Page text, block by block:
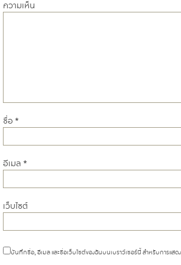
ความเห็น
ชื่อ *
อีเมล *
เว็บไซต์
บันทึกชื่อ, อีเมล และชื่อเว็บไซต์ของฉันบนเบราว์เซอร์นี้ สำหรับการแสด